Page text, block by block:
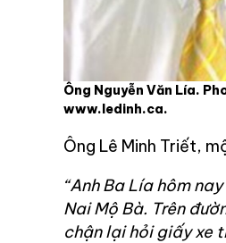
Ông Nguyễn Văn Lía.
www.ledinh.ca.
Ông Lê Minh Triết,
“Anh Ba Lía hôm
Nai Mộ Bà. Trên
chận lại hỏi giấy xe